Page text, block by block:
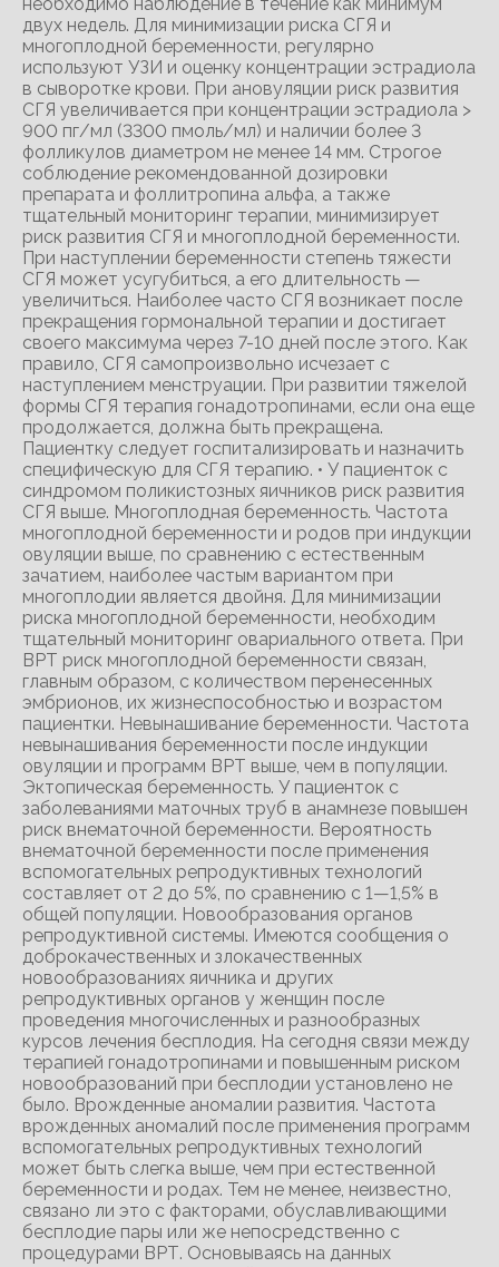
двух недель. Для минимизации риска СГЯ и
многоплодной беременности, регулярно
используют УЗИ и оценку концентрации эстрадиола
в сыворотке крови. При ановуляции риск развития
СГЯ увеличивается при концентрации эстрадиола >
900 пг/мл (3300 пмоль/мл) и наличии более 3
фолликулов диаметром не менее 14 мм. Строгое
соблюдение рекомендованной дозировки
препарата и фоллитропина альфа, а также
тщательный мониторинг терапии, минимизирует
риск развития СГЯ и многоплодной беременности.
При наступлении беременности степень тяжести
СГЯ может усугубиться, а его длительность —
увеличиться. Наиболее часто СГЯ возникает после
прекращения гормональной терапии и достигает
своего максимума через 7-10 дней после этого. Как
правило, СГЯ самопроизвольно исчезает с
наступлением менструации. При развитии тяжелой
формы СГЯ терапия гонадотропинами, если она еще
продолжается, должна быть прекращена.
Пациентку следует госпитализировать и назначить
специфическую для СГЯ терапию. • У пациенток с
синдромом поликистозных яичников риск развития
СГЯ выше. Многоплодная беременность. Частота
многоплодной беременности и родов при индукции
овуляции выше, по сравнению с естественным
зачатием, наиболее частым вариантом при
многоплодии является двойня. Для минимизации
риска многоплодной беременности, необходим
тщательный мониторинг овариального ответа. При
ВРТ риск многоплодной беременности связан,
главным образом, с количеством перенесенных
эмбрионов, их жизнеспособностью и возрастом
пациентки. Невынашивание беременности. Частота
невынашивания беременности после индукции
овуляции и программ ВРТ выше, чем в популяции.
Эктопическая беременность. У пациенток с
заболеваниями маточных труб в анамнезе повышен
риск внематочной беременности. Вероятность
внематочной беременности после применения
вспомогательных репродуктивных технологий
составляет от 2 до 5%, по сравнению с 1—1,5% в
общей популяции. Новообразования органов
репродуктивной системы. Имеются сообщения о
доброкачественных и злокачественных
новообразованиях яичника и других
репродуктивных органов у женщин после
проведения многочисленных и разнообразных
курсов лечения бесплодия. На сегодня связи между
терапией гонадотропинами и повышенным риском
новообразований при бесплодии установлено не
было. Врожденные аномалии развития. Частота
врожденных аномалий после применения программ
вспомогательных репродуктивных технологий
может быть слегка выше, чем при естественной
беременности и родах. Тем не менее, неизвестно,
связано ли это с факторами, обуславливающими
бесплодие пары или же непосредственно с
процедурами ВРТ. Основываясь на данных